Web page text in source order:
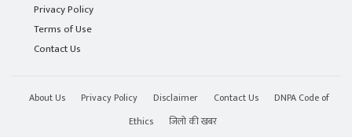
Privacy Policy
Terms of Use
Contact Us
About Us Privacy Policy Disclaimer Contact Us
DNPA Code of
Ethics
जिलो की खबर